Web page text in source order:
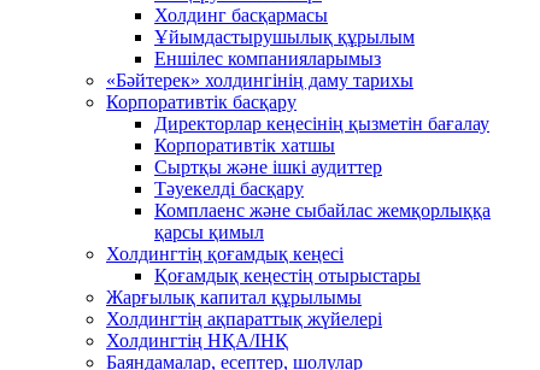
Холдинг басқармасы
Ұйымдастырушылық құрылым
Еншілес компанияларымыз
«Бәйтерек» холдингінің даму тарихы
Корпоративтік басқару
Директорлар кеңесінің қызметін бағалау
Корпоративтік хатшы
Сыртқы және ішкі аудиттер
Тәуекелді басқару
Комплаенс және сыбайлас жемқорлыққа
қарсы қимыл
Холдингтің қоғамдық кеңесі
Қоғамдық кеңестің отырыстары
Жарғылық капитал құрылымы
Холдингтің ақпараттық жүйелері
Холдингтің НҚА/ІНҚ
Баяндамалар, есептер, шолулар